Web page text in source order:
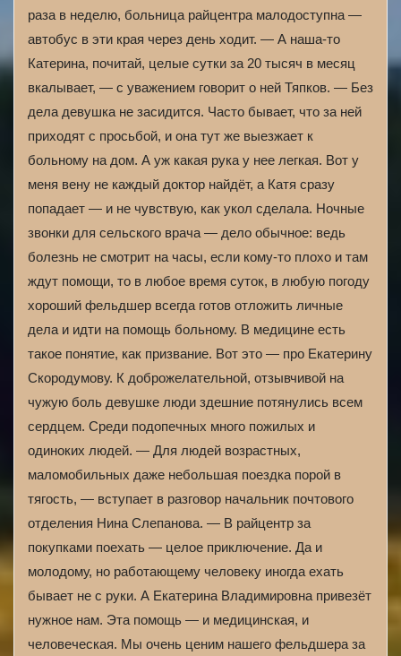
раза в неделю, больница райцентра малодоступна —
автобус в эти края через день ходит. — А наша-то
Катерина, почитай, целые сутки за 20 тысяч в месяц
вкалывает, — с уважением говорит о ней Тяпков. — Без
дела девушка не засидится. Часто бывает, что за ней
приходят с просьбой, и она тут же выезжает к
больному на дом. А уж какая рука у нее легкая. Вот у
меня вену не каждый доктор найдёт, а Катя сразу
попадает — и не чувствую, как укол сделала. Ночные
звонки для сельского врача — дело обычное: ведь
болезнь не смотрит на часы, если кому-то плохо и там
ждут помощи, то в любое время суток, в любую погоду
хороший фельдшер всегда готов отложить личные
дела и идти на помощь больному. В медицине есть
такое понятие, как призвание. Вот это — про Екатерину
Скородумову. К доброжелательной, отзывчивой на
чужую боль девушке люди здешние потянулись всем
сердцем. Среди подопечных много пожилых и
одиноких людей. — Для людей возрастных,
маломобильных даже небольшая поездка порой в
тягость, — вступает в разговор начальник почтового
отделения Нина Слепанова. — В райцентр за
покупками поехать — целое приключение. Да и
молодому, но работающему человеку иногда ехать
бывает не с руки. А Екатерина Владимировна привезёт
нужное нам. Эта помощь — и медицинская, и
человеческая. Мы очень ценим нашего фельдшера за